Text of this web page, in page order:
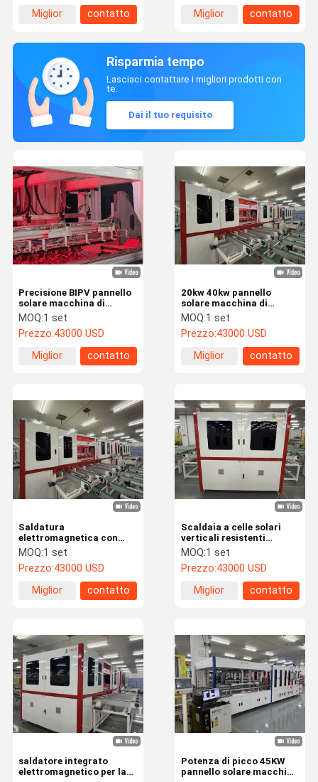
Prodotti
Spettacolo
Miglior
contatto
Miglior
contatto
Risparmia tempo
Lasciaci contattare i migliori prodotti con
te.
Dai il tuo requisito
20kw 40kw pannello
solare macchina di
saldatura
elettromagnetica bordo
di saldatura
MOQ:1 set
Prezzo:43000 USD
Miglior
contatto
Precisione BIPV pannello
solare macchina di
saldatura stile verticale
Metodo elettromagnetico
MOQ:1 set
Prezzo:43000 USD
Miglior
contatto
Scaldaia a celle solari
verticali resistenti
16s/module
MOQ:1 set
Prezzo:43000 USD
Miglior
contatto
Saldatura
elettromagnetica con
inverter a corrente
alternata per
assemblaggio di moduli
MOQ:1 set
Prezzo:43000 USD
Miglior
contatto
Potenza di picco 45KW
pannello solare macchina
saldatore integrato
elettromagnetico per la